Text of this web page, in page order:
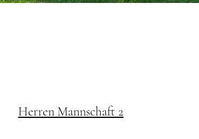
Herren Mannschaft 2